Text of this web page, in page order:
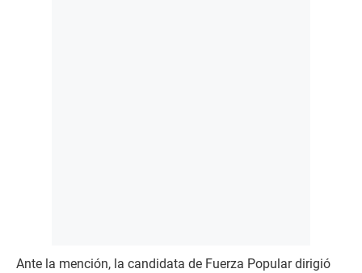
Ante la mención, la candidata de Fuerza Popular dirigió